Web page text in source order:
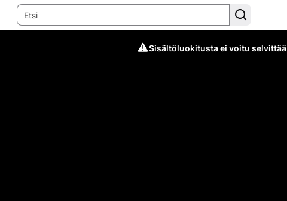
Sisältöluokitusta ei voitu selvittää